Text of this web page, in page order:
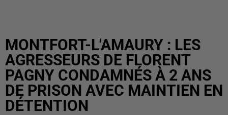
MONTFORT-L'AMAURY : LES
AGRESSEURS DE FLORENT
PAGNY CONDAMNÉS À 2 ANS
DE PRISON AVEC MAINTIEN EN
DÉTENTION